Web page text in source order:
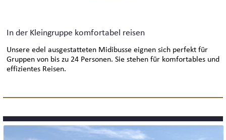
INTERNATIONAL
In der Kleingruppe komfortabel reisen
Unsere edel ausgestatteten Midibusse eignen sich perfekt für
Gruppen von bis zu 24 Personen. Sie stehen für komfortables und
effizientes Reisen.